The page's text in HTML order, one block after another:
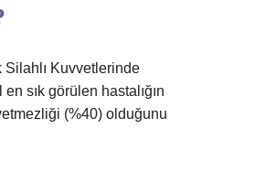
Silahlı Kuvvetlerinde
sık görülen hastalığın
(%40) olduğunu